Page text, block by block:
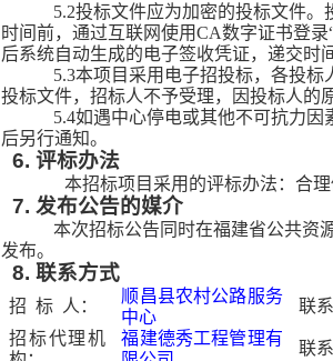
5.2投标文件应为加密的投标文件
时间前，通过互联网使用CA数字证书登录
后系统自动生成的电子签收凭证，递交时
5.3本项目采用电子招投标，各投
投标文件，招标人不予受理，因投标人的
5.4如遇中心停电或其他不可抗力
后另行通知。
6. 评标办法
本招标项目采用的评标办法：合
7. 发布公告的媒介
本次招标公告同时在福建省公共资
发布。
8. 联系方式
招 标 人：
顺昌县农村公路服务
中心
联
招标代理机
福建德秀工程管理有
联